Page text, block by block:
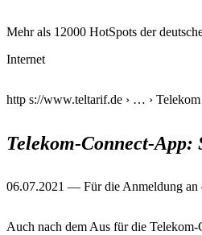
Mehr als 12000 HotSpots der
Internet
http s://www.teltarif.de › … › Telekom
Telekom-Connect-App:
06.07.2021 — Für die Anmeldung an
Auch nach dem Aus für die